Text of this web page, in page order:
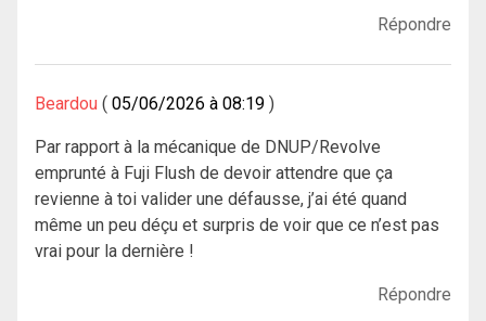
Répondre
Beardou 05/06/2026 à 08:19
Par rapport à la mécanique de DNUP/Revolve
emprunté à Fuji Flush de devoir attendre que ça
revienne à toi valider une défausse, j’ai été quand
même un peu déçu et surpris de voir que ce n’est pas
vrai pour la dernière !
Répondre